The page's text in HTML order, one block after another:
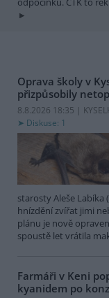
Oprava školy v
přizpůsobily
8.8.2026 18:35 |
Diskuse: 1
starosty Aleše
hnízdění zvířat jimi
plánu je nově
spoustě let vrátila
Farmáři v Keni
kyanidem po